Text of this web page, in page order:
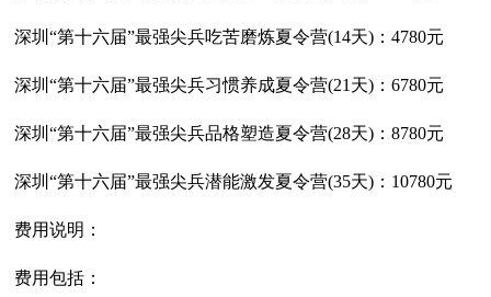
深圳“第十六届”最强尖兵吃苦磨炼夏令营(14天)：4780元
深圳“第十六届”最强尖兵习惯养成夏令营(21天)：6780元
深圳“第十六届”最强尖兵品格塑造夏令营(28天)：8780元
深圳“第十六届”最强尖兵潜能激发夏令营(35天)：10780元
费用说明：
费用包括：